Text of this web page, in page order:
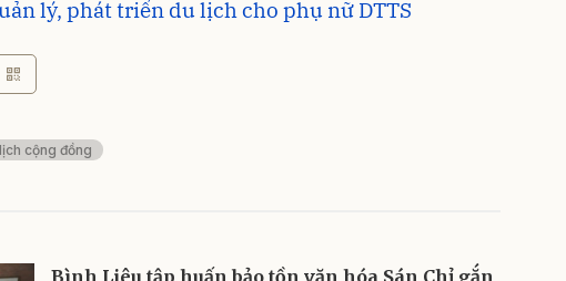
lý, phát triển du lịch cho phụ nữ DTTS
cộng đồng
Bình Liêu tập huấn bảo tồn văn hóa Sán Chỉ gắn